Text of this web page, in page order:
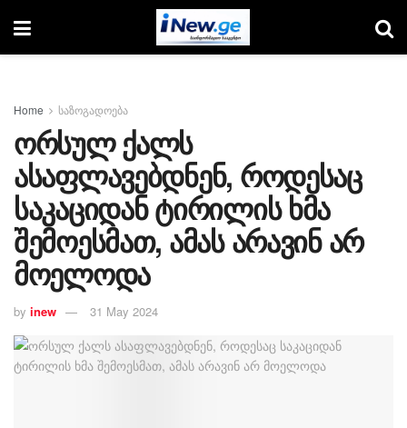
Home საზოგადოება
ორსულ ქალს
ასაფლავებდნენ, როდესაც
საკაციდან ტირილის ხმა
შემოესმათ, ამას არავინ არ
მოელოდა
by inew 31 May 2024